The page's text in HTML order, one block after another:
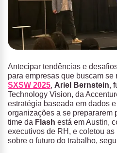
Antecipar tendências e
para empresas que buscam se
SXSW 2025, Ariel Bernstein,
Technology Vision, da
estratégia baseada em dados
organizações a se prepararem
time da Flash está em Austin,
executivos de RH, e coletou
sobre o futuro do trabalho,